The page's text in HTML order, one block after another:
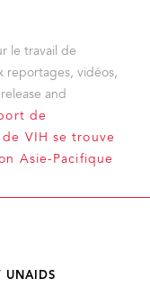
le travail de
reportages, vidéos,
release and
de
VIH se trouve
Asie-Pacifique
UNAIDS